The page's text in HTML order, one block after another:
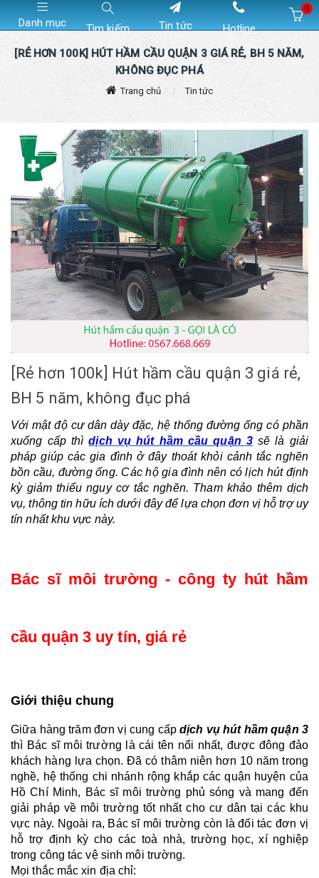
Danh mục Tìm kiếm Tin tức Hotline
0
[RẺ HƠN 100K] HÚT HẦM CẦU QUẬN 3 GIÁ RẺ, BH 5 NĂM,
KHÔNG ĐỤC PHÁ
Trang chủ Tin tức
[Rẻ hơn 100k] Hút hầm cầu quận 3 giá rẻ,
BH 5 năm, không đục phá
Với mật độ cư dân dày đặc, hệ thống đường ống có phần
xuống cấp thì dịch vụ hút hầm cầu quận 3 sẽ là giải
pháp giúp các gia đình ở đây thoát khỏi cảnh tắc nghẽn
bồn cầu, đường ống. Các hộ gia đình nên có lịch hút định
kỳ giảm thiểu nguy cơ tắc nghẽn. Tham khảo thêm dịch
vụ, thông tin hữu ích dưới đây để lựa chọn đơn vị hỗ trợ uy
tín nhất khu vực này.
Bác sĩ môi trường - công ty hút hầm
cầu quận 3 uy tín, giá rẻ
Giới thiệu chung
Giữa hàng trăm đơn vị cung cấp dịch vụ hút hầm quận 3
thì Bác sĩ môi trường là cái tên nổi nhất, được đông đảo
khách hàng lựa chọn. Đã có thâm niên hơn 10 năm trong
nghề, hệ thống chi nhánh rộng khắp các quận huyện của
Hồ Chí Minh, Bác sĩ môi trường phủ sóng và mang đến
giải pháp về môi trường tốt nhất cho cư dân tại các khu
vực này. Ngoài ra, Bác sĩ môi trường còn là đối tác đơn vị
hỗ trợ định kỳ cho các toà nhà, trường học, xí nghiệp
trong công tác vệ sinh môi trường.
Mọi thắc mắc xin địa chỉ: